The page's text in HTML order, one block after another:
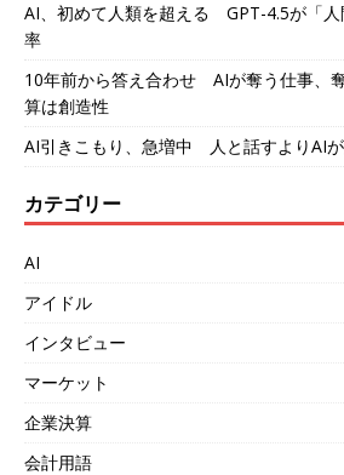
AI、初めて人類を超える GPT-4.5が「
率
10年前から答え合わせ AIが奪う仕事、
算は創造性
AI引きこもり、急増中 人と話すよりAI
カテゴリー
AI
アイドル
インタビュー
マーケット
企業決算
会計用語